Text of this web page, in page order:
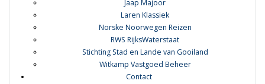
Jaap Majoor
Laren Klassiek
Norske Noorwegen Reizen
RWS RijksWaterstaat
Stichting Stad en Lande van Gooiland
Witkamp Vastgoed Beheer
Contact